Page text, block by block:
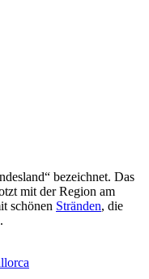
bezeichnet. Das
mit der Region am
schönen Stränden, die